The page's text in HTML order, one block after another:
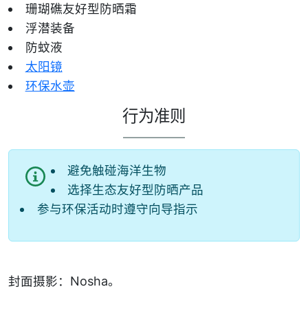
珊瑚礁友好型防晒霜
浮潜装备
防蚊液
太阳镜
环保水壶
行为准则
避免触碰海洋生物
选择生态友好型防晒产品
参与环保活动时遵守向导指示
封面摄影：Nosha。